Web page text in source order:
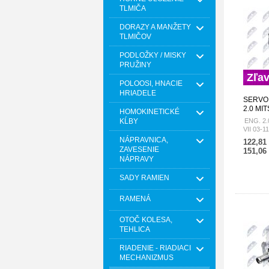
TLMIČA
DORAZY A MANŽETY
TLMIČOV
PODLOŽKY / MISKY
PRUŽINY
POLOOSI, HNACIE
HRIADELE
HOMOKINETICKÉ
KĹBY
NÁPRAVNICA,
ZAVESENIE
NÁPRAVY
SADY RAMIEN
RAMENÁ
OTOČ KOLESA,
TEHLICA
RIADENIE - RIADIACI
MECHANIZMUS
2.0
03-11,
03-09,
022
ENG.
VII 03-
09,
122,81
151,06